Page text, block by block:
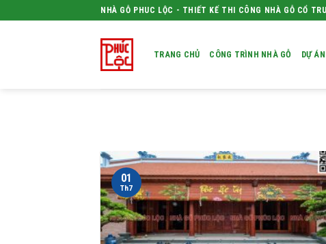
to
NHÀ GỖ PHUC LỘC - THIẾT KẾ THI CÔNG NHÀ GỖ CỔ
TRANG CHỦ CÔNG TRÌNH NHÀ GỖ DỰ
01
Th7